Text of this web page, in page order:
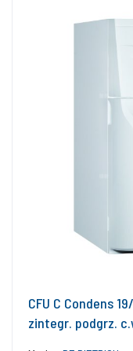
CFU C Condens
zintegr. podgrz.